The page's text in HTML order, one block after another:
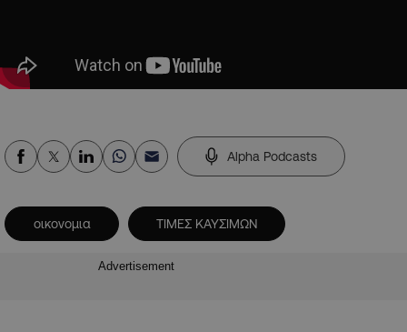
Alpha Podcasts
οικονομια ΤΙΜΕΣ ΚΑΥΣΙΜΩΝ
Advertisement